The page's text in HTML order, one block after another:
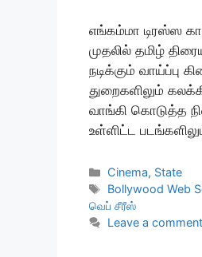
எங்கம்மா டிரஸ்ஸ
முதலில் தமிழ்
நடிக்கும் வாய்ப்பு
துறைகளிலும்
வாங்கி கொடுத்த
உள்ளிட்ட
Categories
Cinema, State
Tags
Bollywood Web
வெப் சீரீஸ்
Leave a comment